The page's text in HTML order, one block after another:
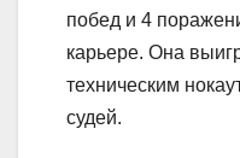
побед и 4
карьере. Она
техническим
судей.